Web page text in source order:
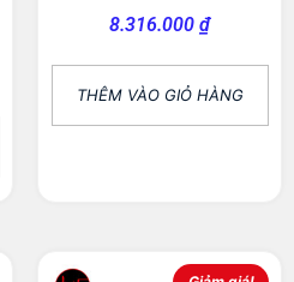
8.316.000 ₫
THÊM VÀO GIỎ HÀNG